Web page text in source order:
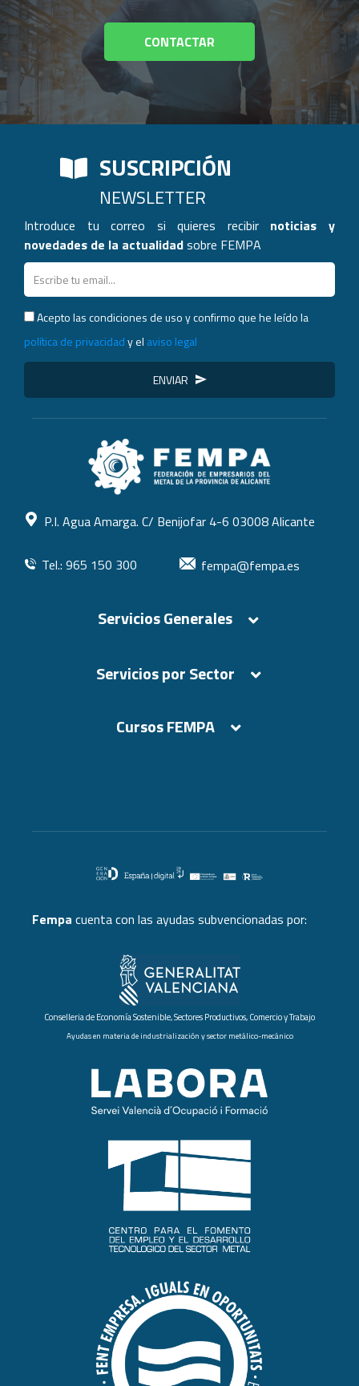
CONTACTAR
SUSCRIPCIÓN
NEWSLETTER
Introduce tu correo si quieres recibir noticias y
novedades de la actualidadsobre FEMPA
Acepto las condiciones de uso y confirmo que he leído la
política de privacidady el aviso legal
ENVIAR
P.I. Agua Amarga. C/ Benijofar 4-6 03008 Alicante
Tel.: 965 150 300 fempa@fempa.es
Servicios Generales
Servicios por Sector
Cursos FEMPA
Fempa cuenta con las ayudas subvencionadas por:
Conselleria de Economía Sostenible, Sectores Productivos, Comercio y Trabajo
Ayudas en materia de industrialización y sector metálico-mecánico